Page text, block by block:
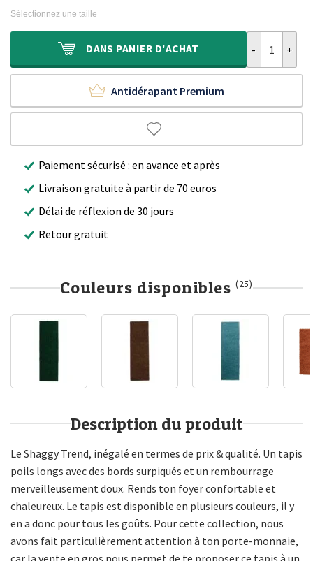
135,00 €.
94,90 €.
Sélectionnez une taille
DANS PANIER D'ACHAT
Antidérapant Premium
Paiement sécurisé : en avance et après
Livraison gratuite à partir de 70 euros
Délai de réflexion de 30 jours
Retour gratuit
Couleurs disponibles (25)
Description du produit
Le Shaggy Trend, inégalé en termes de prix & qualité. Un tapis
poils longs avec des bords surpiqués et un rembourrage
merveilleusement doux. Rends ton foyer confortable et
chaleureux. Le tapis est disponible en plusieurs couleurs, il y
en a donc pour tous les goûts. Pour cette collection, nous
avons fait particulièrement attention à ton porte-monnaie,
car la vente en gros nous permet de te proposer ce tapis à un